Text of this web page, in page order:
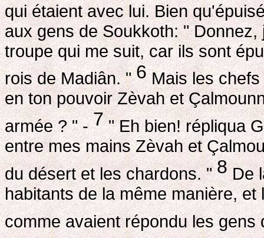
qui étaient avec lui. Bien
aux gens de Soukkoth: "
troupe qui me suit, car ils sont
rois de Madiân. "6Mais les chefs
en ton pouvoir Zèvah et
armée ? " -7" Eh bien! répliqua
entre mes mains Zèvah et
du désert et les chardons. "8De
habitants de la même manière,
comme avaient répondu les